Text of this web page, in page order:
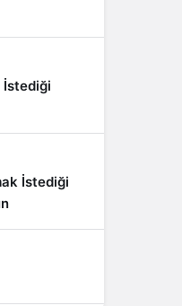
İstediği
İstediği